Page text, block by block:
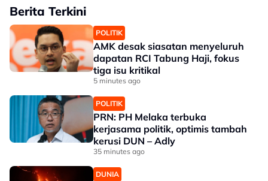
Berita Terkini
POLITIK
AMK desak siasatan menyeluruh
dapatan RCI Tabung Haji, fokus
tiga isu kritikal
5 minutes ago
POLITIK
PRN: PH Melaka terbuka
kerjasama politik, optimis tambah
kerusi DUN – Adly
35 minutes ago
DUNIA